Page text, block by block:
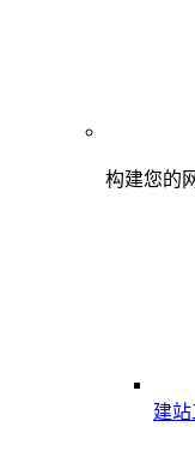
构建您的
建